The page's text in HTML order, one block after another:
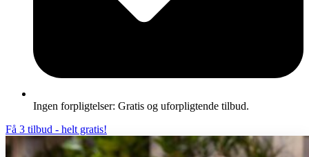
Ingen forpligtelser: Gratis og uforpligtende tilbud.
Få 3 tilbud - helt gratis!